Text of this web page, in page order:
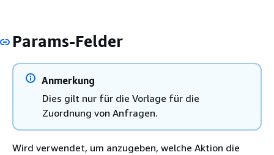
Params-Felder
Anmerkung
Dies gilt nur für die Vorlage für die
Zuordnung von Anfragen.
Wird verwendet, um anzugeben, welche Aktion die